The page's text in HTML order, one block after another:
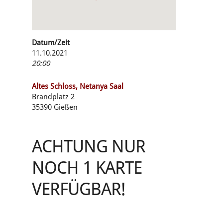
Datum/Zeit
11.10.2021
20:00
Altes Schloss, Netanya Saal
Brandplatz 2
35390 Gießen
ACHTUNG NUR
NOCH 1 KARTE
VERFÜGBAR!